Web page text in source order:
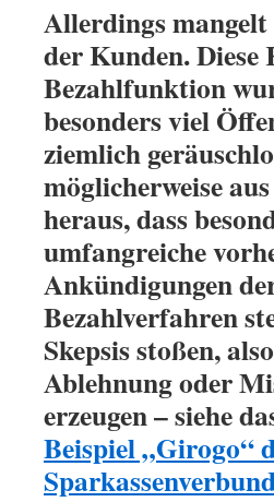
Allerdings
der Kunden.
Bezahlfunktion
besonders viel
ziemlich
möglicherweise
heraus, dass
umfangreiche
Ankündigungen
Bezahlverfahren
Skepsis stoßen,
Ablehnung oder
erzeugen – siehe
Beispiel „Girogo“